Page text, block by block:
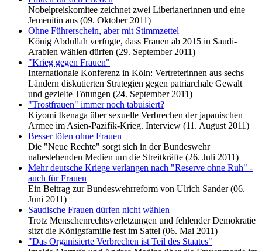
Nobelpreiskomitee zeichnet zwei Liberianerinnen und eine
Jemenitin aus (09. Oktober 2011)
Ohne Führerschein, aber mit Stimmzettel
König Abdullah verfügte, dass Frauen ab 2015 in Saudi-
Arabien wählen dürfen (29. September 2011)
"Krieg gegen Frauen"
Internationale Konferenz in Köln: Vertreterinnen aus sechs
Ländern diskutierten Strategien gegen ­patriarchale Gewalt
und gezielte Tötungen (24. September 2011)
"Trostfrauen" immer noch tabuisiert?
Kiyomi Ikenaga über sexuelle Verbrechen der japanischen
Armee im Asien-Pazifik-Krieg. Interview (11. August 2011)
Besser töten ohne Frauen
Die "Neue Rechte" sorgt sich in der Bundeswehr
nahestehenden Medien um die Streitkräfte (26. Juli 2011)
Mehr deutsche Kriege verlangen nach "Reserve ohne Ruh" -
auch für Frauen
Ein Beitrag zur Bundeswehrreform von Ulrich Sander (06.
Juni 2011)
Saudische Frauen dürfen nicht wählen
Trotz Menschenrechtsverletzungen und fehlender Demokratie
sitzt die Königsfamilie fest im Sattel (06. Mai 2011)
"Das Organisierte Verbrechen ist Teil des Staates"